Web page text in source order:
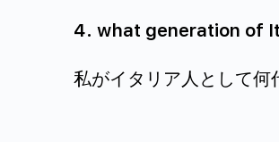
4. what generation of
私がイタリア人として何